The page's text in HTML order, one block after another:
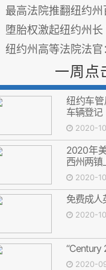
最高法院推翻纽约
堕胎权激起纽约州
纽约州高等法院法官：
一周点
纽约车
车辆登记
2020-
2020年
西州两镇
2020-
免费成人
2020-
“Century
2020-